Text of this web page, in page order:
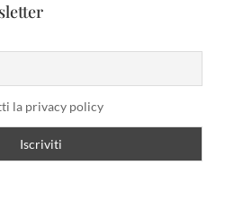
la privacy policy